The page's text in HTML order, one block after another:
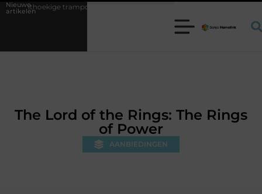
Nieuwe
artikelenkiezen voor jouw tuin
The Lord of the Rings: The Rings
of Power
AANBIEDINGEN